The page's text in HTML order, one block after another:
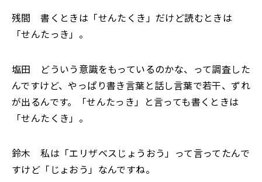
残間 書くときは「せんたくき」だけど読むときは
「せんたっき」。
塩田 どういう意識をもっているのかな、って調査した
んですけど、やっぱり書き言葉と話し言葉で若干、ずれ
が出るんです。「せんたっき」と言っても書くときは
「せんたくき」。
鈴木 私は「エリザベスじょうおう」って言ってたんで
すけど「じょおう」なんですね。